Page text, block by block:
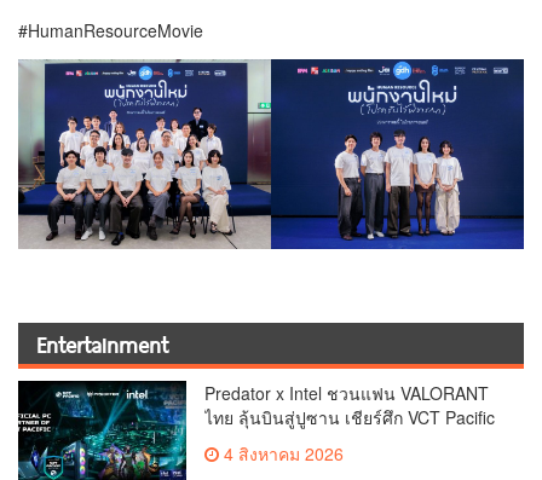
#HumanResourceMovie
Entertainment
Predator x Intel ชวนแฟน VALORANT
ไทย ลุ้นบินสู่ปูซาน เชียร์ศึก VCT Pacific
Finals Busan ประเทศเกาหลีใต้ Predator
x Intel ชวนแฟน VALORANT ไทย ลุ้นบิน
4 สิงหาคม 2026